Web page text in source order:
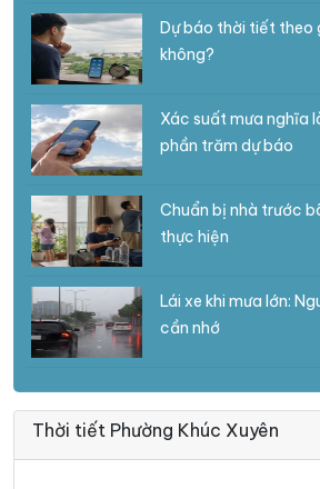
Dự báo thời tiết theo
không?
Xác suất mưa nghĩa
phần trăm dự báo
Chuẩn bị nhà trước
thực hiện
Lái xe khi mưa lớn:
cần nhớ
Thời tiết Phường Khúc Xuyên